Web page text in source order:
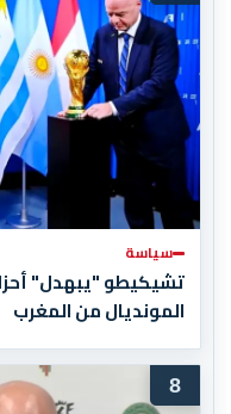
سياسة
تشيكيطو "يبهدل"
المونديال من المغرب
8